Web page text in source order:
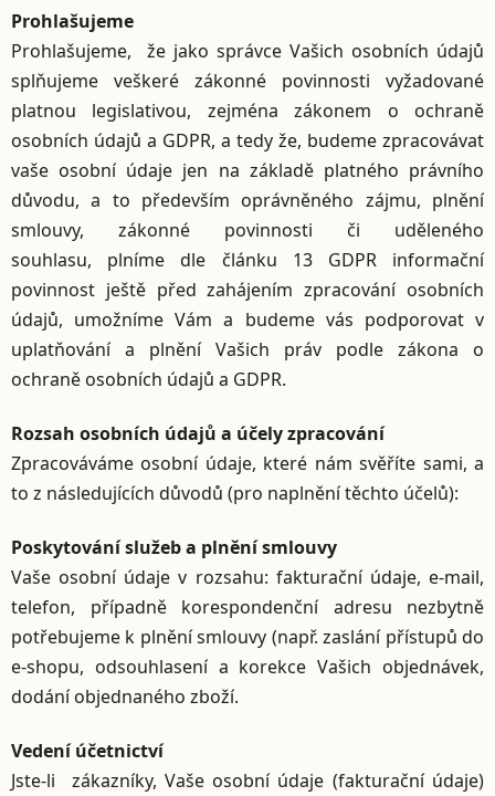
Prohlašujeme
Prohlašujeme, že jako správce Vašich osobních údajů
splňujeme veškeré zákonné povinnosti vyžadované
platnou legislativou, zejména zákonem o ochraně
osobních údajů a GDPR, a tedy že, budeme zpracovávat
vaše osobní údaje jen na základě platného právního
důvodu, a to především oprávněného zájmu, plnění
smlouvy, zákonné povinnosti či uděleného
souhlasu, plníme dle článku 13 GDPR informační
povinnost ještě před zahájením zpracování osobních
údajů, umožníme Vám a budeme vás podporovat v
uplatňování a plnění Vašich práv podle zákona o
ochraně osobních údajů a GDPR.
Rozsah osobních údajů a účely zpracování
Zpracováváme osobní údaje, které nám svěříte sami, a
to z následujících důvodů (pro naplnění těchto účelů):
Poskytování služeb a plnění smlouvy
Vaše osobní údaje v rozsahu: fakturační údaje, e-mail,
telefon, případně korespondenční adresu nezbytně
potřebujeme k plnění smlouvy (např. zaslání přístupů do
e-shopu, odsouhlasení a korekce Vašich objednávek,
dodání objednaného zboží.
Vedení účetnictví
Jste-li zákazníky, Vaše osobní údaje (fakturační údaje)